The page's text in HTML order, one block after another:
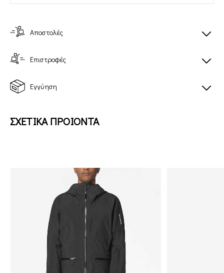
Αποστολές
Επιστροφές
Εγγύηση
ΣΧΕΤΙΚΑ ΠΡΟΙΟΝΤΑ